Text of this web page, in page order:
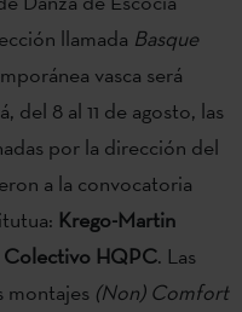
llamada Basque
vasca será
del 8 al 11 de agosto, las
por la dirección del
a la convocatoria
Krego-Martin
HQPC. Las
montajes (Non) Comfort